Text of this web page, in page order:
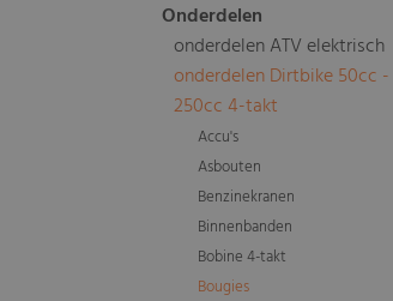
Onderdelen
onderdelen ATV elektrisch
onderdelen Dirtbike 50cc -
250cc 4-takt
Accu's
Asbouten
Benzinekranen
Binnenbanden
Bobine 4-takt
Bougies